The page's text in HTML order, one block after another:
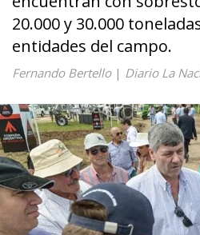
20.000 y 30.000
entidades del campo.
Fernando Bertello| Diario La